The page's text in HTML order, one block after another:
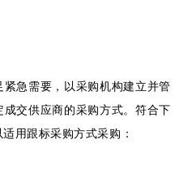
急需要，以采购机构建立并管
交供应商的采购方式。符合下
用跟标采购方式采购：